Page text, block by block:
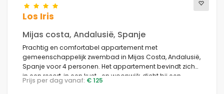
Los Iris
Mijas costa, Andalusië, Spanje
Prachtig en comfortabel appartement met
gemeenschappelijk zwembad in Mijas Costa, Andalusië,
Spanje voor 4 personen. Het appartement bevindt zich
in een resort, in een kust- en woonwijk, dicht bij een
golfbaan, restaurants en bars en een tennisbaan, 3 km
Prijs per dag vanaf: € 125